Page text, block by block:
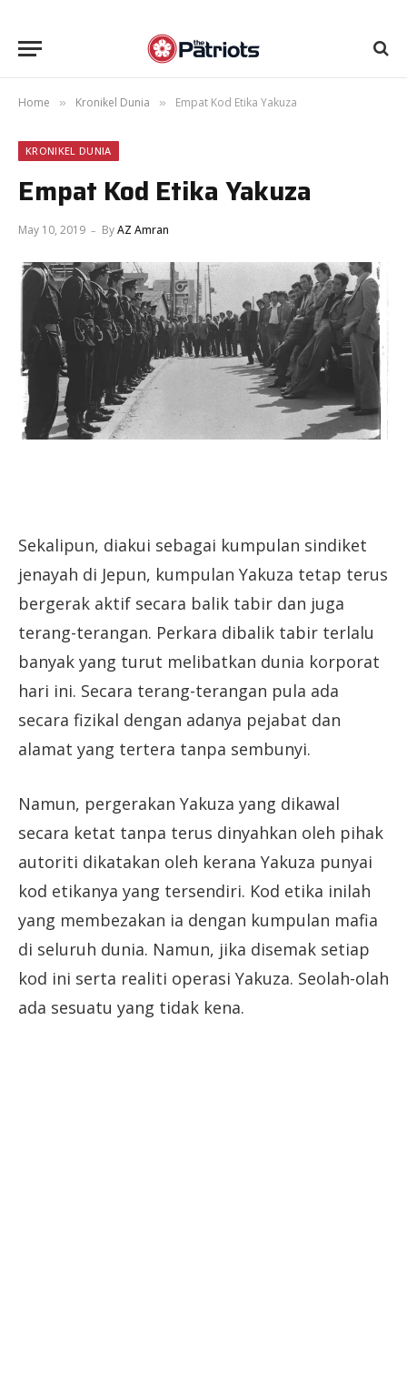
Home » Kronikel Dunia » Empat Kod Etika Yakuza
KRONIKEL DUNIA
Empat Kod Etika Yakuza
May 10, 2019 ByAZ Amran
Sekalipun, diakui sebagai kumpulan sindiket
jenayah di Jepun, kumpulan Yakuza tetap terus
bergerak aktif secara balik tabir dan juga
terang-terangan. Perkara dibalik tabir terlalu
banyak yang turut melibatkan dunia korporat
hari ini. Secara terang-terangan pula ada
secara fizikal dengan adanya pejabat dan
alamat yang tertera tanpa sembunyi.
Namun, pergerakan Yakuza yang dikawal
secara ketat tanpa terus dinyahkan oleh pihak
autoriti dikatakan oleh kerana Yakuza punyai
kod etikanya yang tersendiri. Kod etika inilah
yang membezakan ia dengan kumpulan mafia
di seluruh dunia. Namun, jika disemak setiap
kod ini serta realiti operasi Yakuza. Seolah-olah
ada sesuatu yang tidak kena.